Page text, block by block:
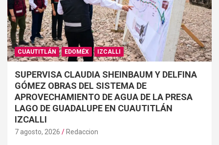
CUAUTITLÁN EDOMÉX IZCALLI
SUPERVISA CLAUDIA SHEINBAUM Y DELFINA
GÓMEZ OBRAS DEL SISTEMA DE
APROVECHAMIENTO DE AGUA DE LA PRESA
LAGO DE GUADALUPE EN CUAUTITLÁN
IZCALLI
7 agosto, 2026 Redaccion